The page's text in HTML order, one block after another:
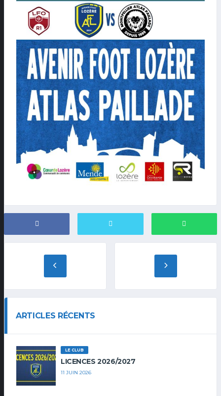
ARTICLES RÉCENTS
LE CLUB
LICENCES 2026/2027
11 JUIN 2026